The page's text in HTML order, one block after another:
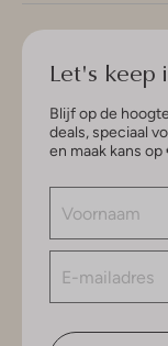
Let's keep
Blijf op de
deals, speciaal
en maak kans